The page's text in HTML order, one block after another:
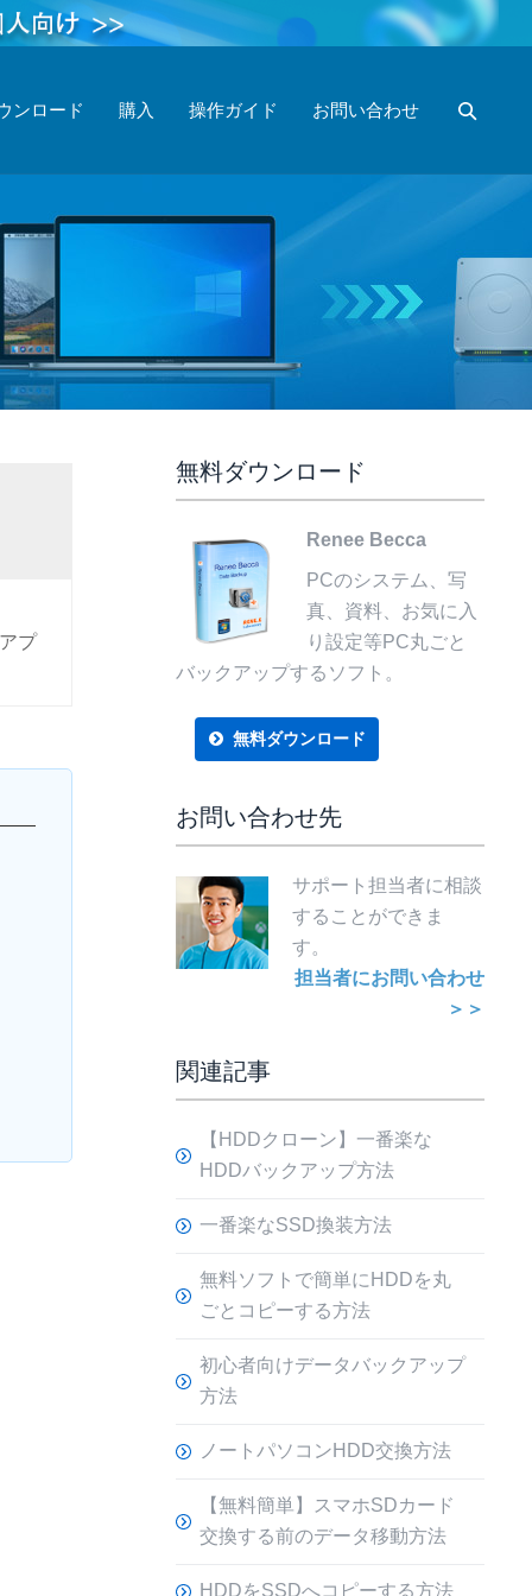
ンロード 購入 操作ガイド お問い合わせ
プ
無料ダウンロード
Renee Becca
PCのシステム、写
真、資料、お気に入
り設定等PC丸ごと
バックアップするソフト。
無料ダウンロード
お問い合わせ先
サポート担当者に相談
することができま
す。
担当者にお問い合わせ
＞＞
関連記事
【HDDクローン】一番楽な
HDDバックアップ方法
一番楽なSSD換装方法
無料ソフトで簡単にHDDを丸
ごとコピーする方法
初心者向けデータバックアップ
方法
ノートパソコンHDD交換方法
【無料簡単】スマホSDカード
交換する前のデータ移動方法
HDDをSSDへコピーする方法